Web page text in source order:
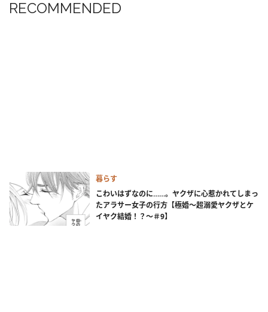
RECOMMENDED
暮らす
こわいはずなのに……。ヤクザに心惹かれてしまっ
たアラサー女子の行方【極婚～超溺愛ヤクザとケ
イヤク結婚！？～＃9】